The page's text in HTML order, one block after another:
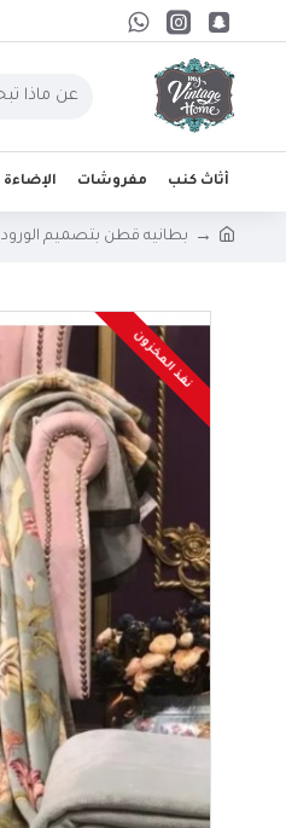
أثاث كنب مفروشات الإضاءة
بطانيه قطن بتصميم الورود
نفذ المخزون